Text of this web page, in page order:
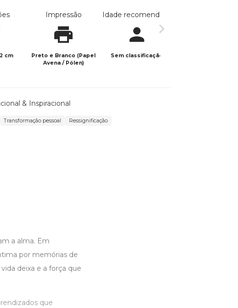
cm
Impressão
Preto e Branco (Papel
Avena / Pólen)
Idade recomendada
Sem classificação
& Inspiracional
Transformação pessoal
Ressignificação
a alma. Em
por memórias de
deixa e a força que
que